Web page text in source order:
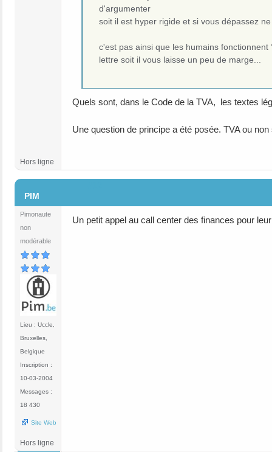
d'argumenter
soit il est hyper rigide et si vous dépassez
c'est pas ainsi que les humains
lettre soit il vous laisse un peu de marge...
Quels sont, dans le Code de la TVA, les textes
Une question de principe a été posée. TVA ou
Hors ligne
PIM
Pimonaute
non
modérable
Lieu : Uccle,
Bruxelles,
Belgique
Inscription :
10-03-2004
Messages :
18 430
Site Web
Un petit appel au call center des finances pour
Hors ligne